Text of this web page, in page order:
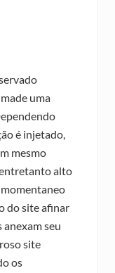
uma
é injetado,
mesmo
alto
do site afinar
seu
site
os